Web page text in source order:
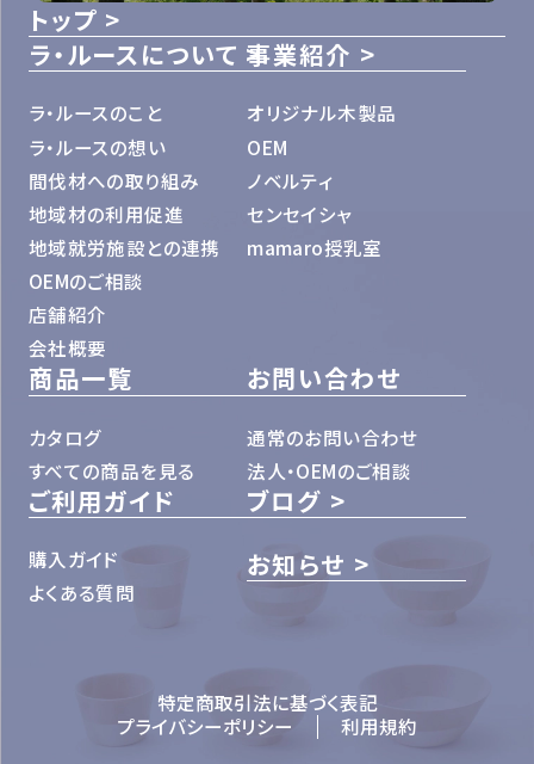
トップ
ラ・ルースについて
ラ・ルースのこと
ラ・ルースの想い
間伐材への取り組み
地域材の利用促進
地域就労施設との連携
OEMのご相談
店舗紹介
会社概要
事業紹介
オリジナル木製品
OEM
ノベルティ
センセイシャ
mamaro授乳室
商品一覧
カタログ
すべての商品を見る
お問い合わせ
通常のお問い合わせ
法人・OEMのご相談
ご利用ガイド
購入ガイド
よくある質問
ブログ
お知らせ
特定商取引法に基づく表記
プライバシーポリシー
利用規約